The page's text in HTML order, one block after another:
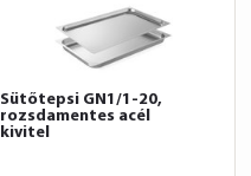
Sütőtepsi GN1/1-20,
rozsdamentes acél
kivitel